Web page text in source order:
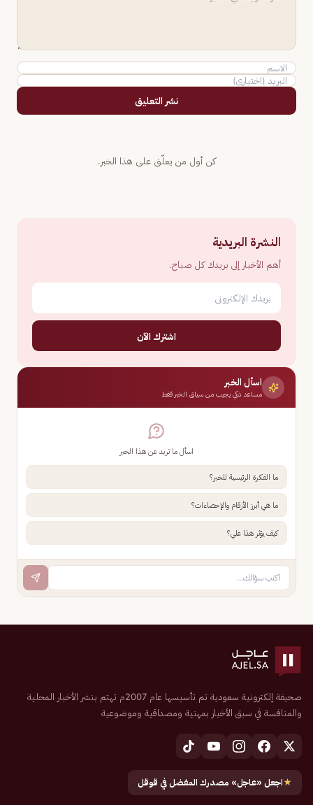
نشر التعليق
كن أول من يعلّق على هذا الخبر.
النشرة البريدية
أهم الأخبار إلى بريدك كل صباح.
اشترك الآن
اسأل الخبر
مساعد ذكي يجيب من سياق الخبر فقط
اسأل ما تريد عن هذا الخبر
ما الفكرة الرئيسية للخبر؟
ما هي أبرز الأرقام والإحصاءات؟
كيف يؤثر هذا علي؟
صحيفة إلكترونية سعودية تم تأسيسها عام 2007م تهتم بنشر الأخبار المحلية
والمنافسة في سبق الأخبار بمهنية ومصداقية وموضوعية
★اجعل «عاجل» مصدرك المفضل في قوقل